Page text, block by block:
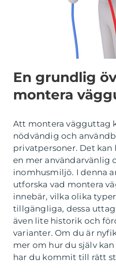
En grundlig
montera
Att montera vägguttag
nödvändig och
privatpersoner. Det
en mer användarvänlig
inomhusmiljö. I denna
utforska vad montera
innebär, vilka olika
tillgängliga, dessa
även lite historik och
varianter. Om du är
mer om hur du själv
har du kommit till rätt